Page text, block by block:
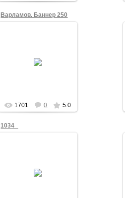
Варламов. Баннер 250
Подпишите всю семью
За Варламова Илью!
1701 0 5.0
1034_